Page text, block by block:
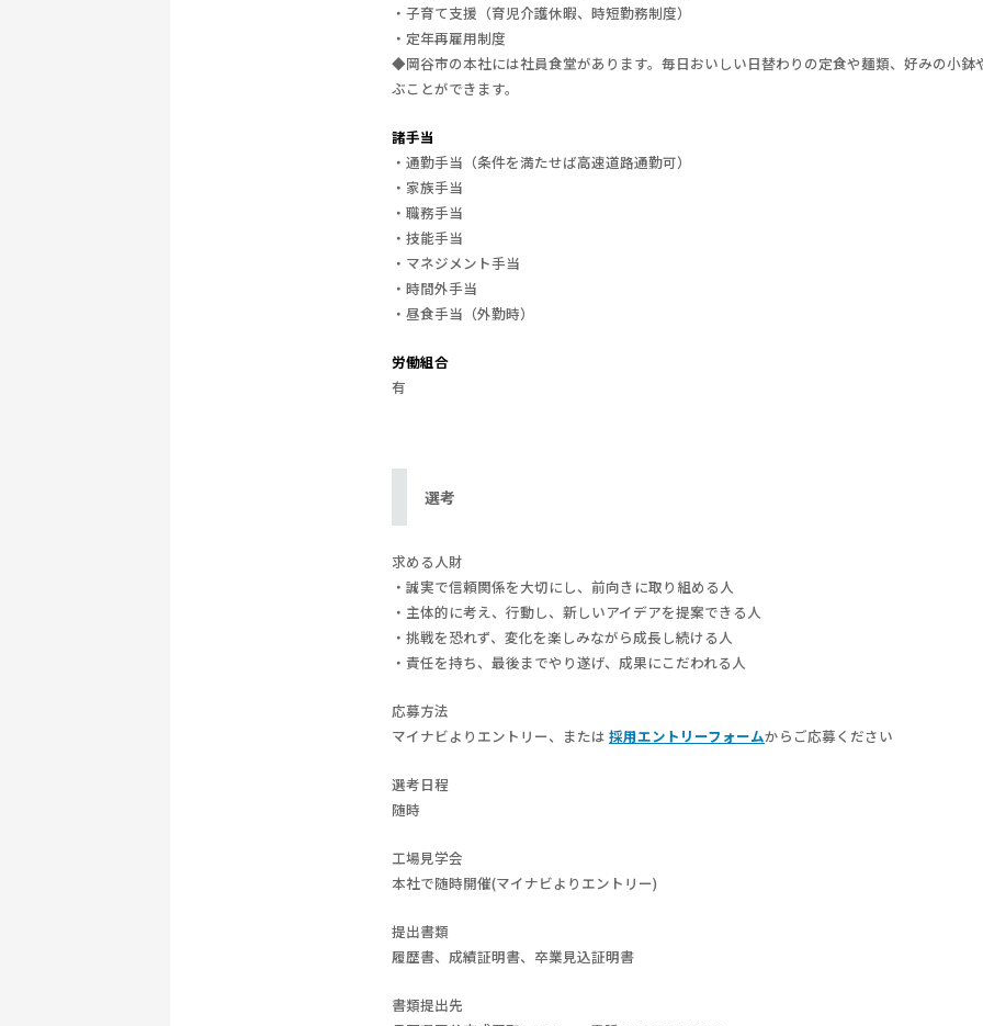
・子育て支援（育児介護休暇、時短勤務制度）
・定年再雇用制度
◆岡谷市の本社には社員食堂があります。毎日おいしい日替わりの定食や麺類、好みの小鉢
ぶことができます。
諸手当
・通勤手当（条件を満たせば高速道路通勤可）
・家族手当
・職務手当
・技能手当
・マネジメント手当
・時間外手当
・昼食手当（外勤時）
労働組合
有
選考
求める人財
・誠実で信頼関係を大切にし、前向きに取り組める人
・主体的に考え、行動し、新しいアイデアを提案できる人
・挑戦を恐れず、変化を楽しみながら成長し続ける人
・責任を持ち、最後までやり遂げ、成果にこだわれる人
応募方法
マイナビよりエントリー、または 採用エントリーフォームからご応募ください
選考日程
随時
工場見学会
本社で随時開催(マイナビよりエントリー)
提出書類
履歴書、成績証明書、卒業見込証明書
書類提出先